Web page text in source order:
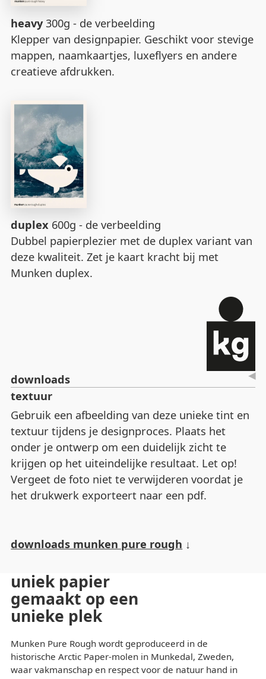
heavy300g - de verbeelding
Klepper van designpapier. Geschikt voor stevige
mappen, naamkaartjes, luxeflyers en andere
creatieve afdrukken.
duplex 600g - de verbeelding
Dubbel papierplezier met de duplex variant van
deze kwaliteit. Zet je kaart kracht bij met
Munken duplex.
downloads
textuur
Gebruik een afbeelding van deze unieke tint en
textuur tijdens je designproces. Plaats het
onder je ontwerp om een duidelijk zicht te
krijgen op het uiteindelijke resultaat. Let op!
Vergeet de foto niet te verwijderen voordat je
het drukwerk exporteert naar een pdf.
downloads munken pure rough
uniek papier
gemaakt op een
unieke plek
Munken Pure Rough wordt geproduceerd in de
historische Arctic Paper-molen in Munkedal, Zweden,
waar vakmanschap en respect voor de natuur hand in